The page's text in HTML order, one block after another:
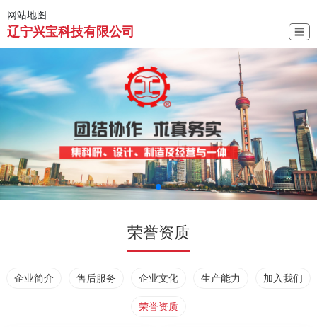
网站地图
辽宁兴宝科技有限公司 ☰
荣誉资质
企业简介 售后服务 企业文化 生产能力 加入我们
荣誉资质